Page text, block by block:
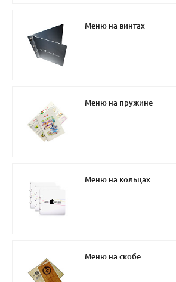
Меню на винтах
Меню на пружине
Меню на кольцах
Меню на скобе